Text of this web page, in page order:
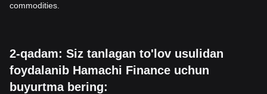
commodities.
2-qadam: Siz tanlagan to'lov usulidan
foydalanib Hamachi Finance uchun
buyurtma bering: